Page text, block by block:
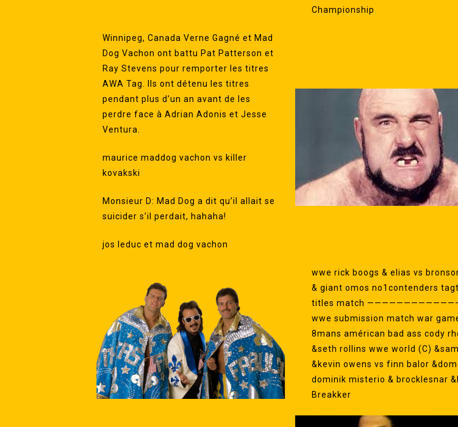
Championship
Winnipeg, Canada Verne Gagné et Mad
Dog Vachon ont battu Pat Patterson et
Ray Stevens pour remporter les titres
AWA Tag. Ils ont détenu les titres
pendant plus d’un an avant de les
perdre face à Adrian Adonis et Jesse
Ventura.
maurice maddog vachon vs killer
kovakski
Monsieur D: Mad Dog a dit qu’il allait se
suicider s’il perdait, hahaha!
jos leduc et mad dog vachon
wwe rick boogs & elias vs
& giant omos no1contenders
titles match
wwe submission match war
8mans américan bad ass cody
&seth rollins wwe world (C)
&kevin owens vs finn balor
dominik misterio & brocklesnar
Breakker